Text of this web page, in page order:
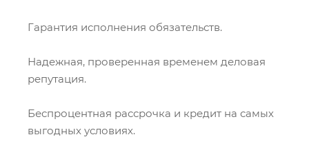
Гарантия исполнения обязательств.
Надежная, проверенная временем деловая
репутация.
Беспроцентная рассрочка и кредит на самых
выгодных условиях.